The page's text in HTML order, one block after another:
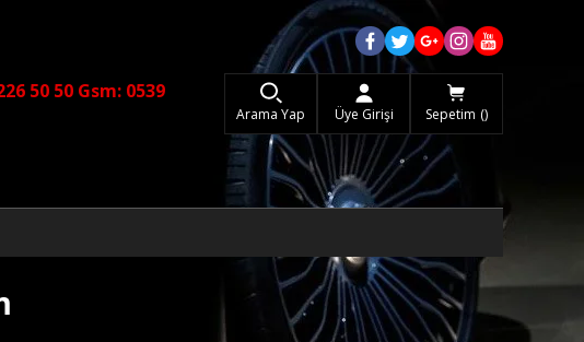
50 50 Gsm: 0539
Arama Yap Üye Girişi Sepetim